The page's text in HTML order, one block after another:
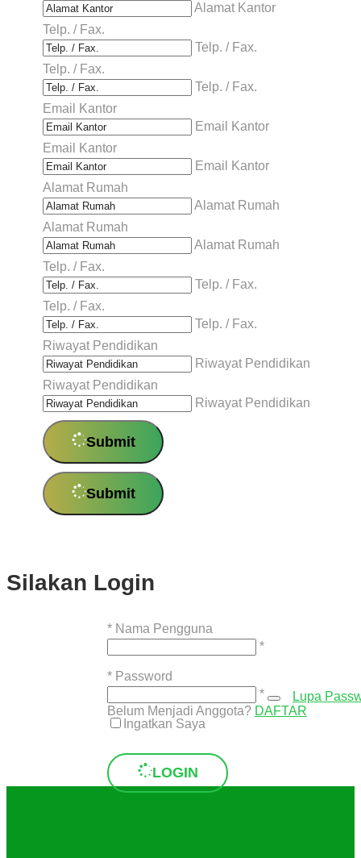
Alamat Kantor
Telp. / Fax.
Telp. / Fax.
Telp. / Fax.
Telp. / Fax.
Email Kantor
Email Kantor
Email Kantor
Email Kantor
Alamat Rumah
Alamat Rumah
Alamat Rumah
Alamat Rumah
Telp. / Fax.
Telp. / Fax.
Telp. / Fax.
Telp. / Fax.
Riwayat Pendidikan
Riwayat Pendidikan
Riwayat Pendidikan
Riwayat Pendidikan
Submit
Submit
Silakan Login
* Nama Pengguna
*
* Password
*
Ingatkan Saya
LOGIN
Lupa
Belum Menjadi Anggota? DAFTAR